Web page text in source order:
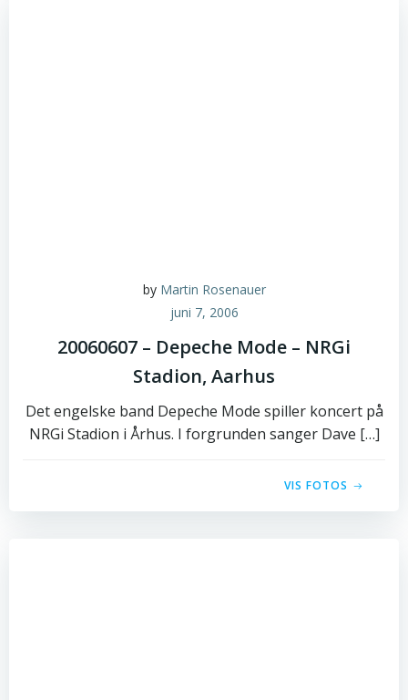
by Martin Rosenauer
juni 7, 2006
20060607 – Depeche Mode – NRGi
Stadion, Aarhus
Det engelske band Depeche Mode spiller koncert på
NRGi Stadion i Århus. I forgrunden sanger Dave […]
VIS FOTOS